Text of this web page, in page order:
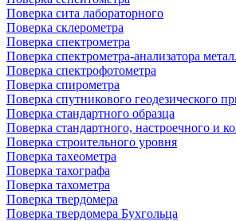
Поверка сита лабораторного
Поверка склерометра
Поверка спектрометра
Поверка спектрометра-анализатора
Поверка спектрофотометра
Поверка спирометра
Поверка спутникового геодезического
Поверка стандартного образца
Поверка стандартного, настроечного и
Поверка строительного уровня
Поверка тахеометра
Поверка тахографа
Поверка тахометра
Поверка твердомера
Поверка твердомера Бухгольца